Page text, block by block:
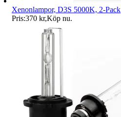
Xenonlampor, D3S 5000K, 2-Pack
Pris:370 kr,Köp nu.